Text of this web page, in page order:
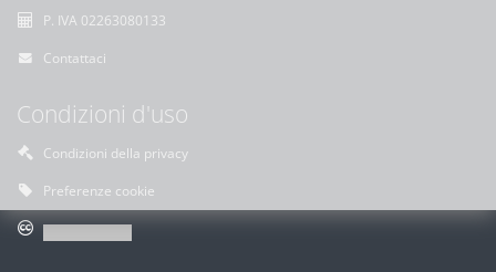
P. IVA 02263080133
Contattaci
Condizioni d'uso
Condizioni della privacy
Preferenze cookie